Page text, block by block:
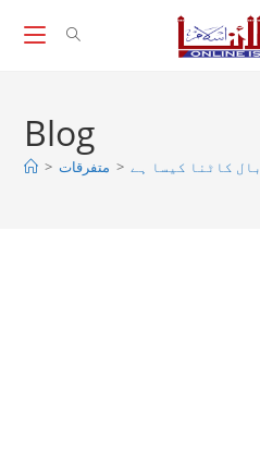
Blog
> متفرقات > کاٹنا کیسا ہے